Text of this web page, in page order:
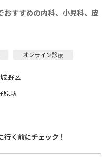
おすすめの内科、小児科、皮
オンライン診療
野区
原駅
行く前にチェック！